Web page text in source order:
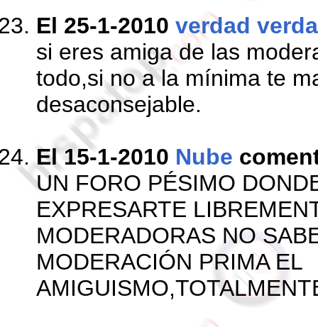
El 25-1-2010 verdad
si eres amiga de las
todo,si no a la mínima te
desaconsejable.
El 15-1-2010 Nube
UN FORO PÉSIMO
EXPRESARTE
MODERADORAS NO
MODERACIÓN PRIMA EL